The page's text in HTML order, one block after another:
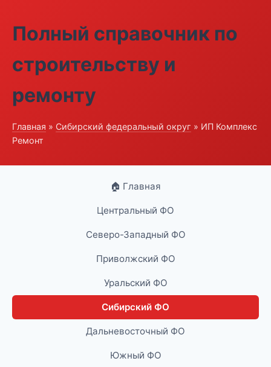
Полный справочник по
строительству и
ремонту
Главная » Сибирский федеральный округ » ИП Комплекс
Ремонт
🏠 Главная
Центральный ФО
Северо-Западный ФО
Приволжский ФО
Уральский ФО
Сибирский ФО
Дальневосточный ФО
Южный ФО